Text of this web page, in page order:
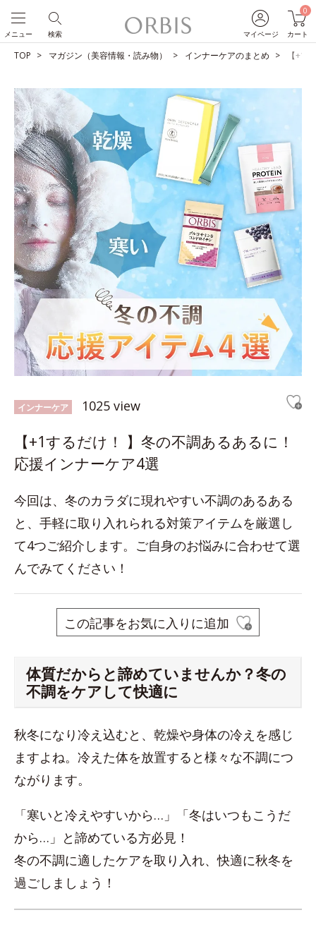
マイページ
0
カート
検索
メニュー
TOP マガジン（美容情報・読み物） インナーケアのまとめ 【+1
インナーケア 1025 view
【+1するだけ！ 】冬の不調あるあるに！
応援インナーケア4選
今回は、冬のカラダに現れやすい不調のあるある
と、手軽に取り入れられる対策アイテムを厳選し
て4つご紹介します。ご自身のお悩みに合わせて選
んでみてください！
この記事をお気に入りに追加
体質だからと諦めていませんか？冬の
不調をケアして快適に
秋冬になり冷え込むと、乾燥や身体の冷えを感じ
ますよね。冷えた体を放置すると様々な不調につ
ながります。
「寒いと冷えやすいから…」「冬はいつもこうだ
から…」と諦めている方必見！
冬の不調に適したケアを取り入れ、快適に秋冬を
過ごしましょう！